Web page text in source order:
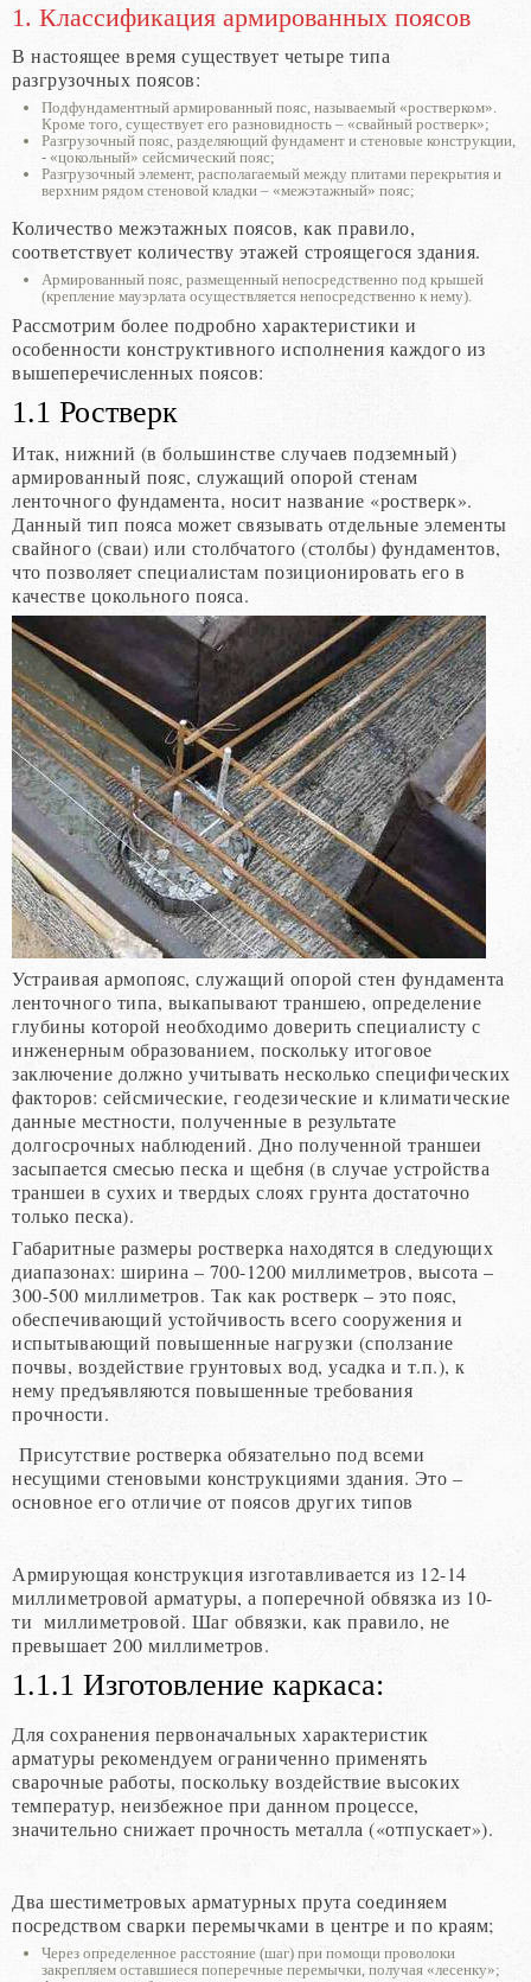
1. Классификация армированных поясов
В настоящее время существует четыре типа
разгрузочных поясов:
Подфундаментный армированный пояс, называемый «ростверком».
Кроме того, существует его разновидность – «свайный ростверк»;
Разгрузочный пояс, разделяющий фундамент и стеновые конструкции,
- «цокольный» сейсмический пояс;
Разгрузочный элемент, располагаемый между плитами перекрытия и
верхним рядом стеновой кладки – «межэтажный» пояс;
Количество межэтажных поясов, как правило,
соответствует количеству этажей строящегося здания.
Армированный пояс, размещенный непосредственно под крышей
(крепление мауэрлата осуществляется непосредственно к нему).
Рассмотрим более подробно характеристики и
особенности конструктивного исполнения каждого из
вышеперечисленных поясов:
1.1 Ростверк
Итак, нижний (в большинстве случаев подземный)
армированный пояс, служащий опорой стенам
ленточного фундамента, носит название «ростверк».
Данный тип пояса может связывать отдельные элементы
свайного (сваи) или столбчатого (столбы) фундаментов,
что позволяет специалистам позиционировать его в
качестве цокольного пояса.
Устраивая армопояс, служащий опорой стен фундамента
ленточного типа, выкапывают траншею, определение
глубины которой необходимо доверить специалисту с
инженерным образованием, поскольку итоговое
заключение должно учитывать несколько специфических
факторов: сейсмические, геодезические и климатические
данные местности, полученные в результате
долгосрочных наблюдений. Дно полученной траншеи
засыпается смесью песка и щебня (в случае устройства
траншеи в сухих и твердых слоях грунта достаточно
только песка).
Габаритные размеры ростверка находятся в следующих
диапазонах: ширина – 700-1200 миллиметров, высота –
300-500 миллиметров. Так как ростверк – это пояс,
обеспечивающий устойчивость всего сооружения и
испытывающий повышенные нагрузки (сползание
почвы, воздействие грунтовых вод, усадка и т.п.), к
нему предъявляются повышенные требования
прочности.
Присутствие ростверка обязательно под всеми
несущими стеновыми конструкциями здания. Это –
основное его отличие от поясов других типов
Армирующая конструкция изготавливается из 12-14
миллиметровой арматуры, а поперечной обвязка из 10-
ти миллиметровой. Шаг обвязки, как правило, не
превышает 200 миллиметров.
1.1.1 Изготовление каркаса:
Для сохранения первоначальных характеристик
арматуры рекомендуем ограниченно применять
сварочные работы, поскольку воздействие высоких
температур, неизбежное при данном процессе,
значительно снижает прочность металла («отпускает»).
Два шестиметровых арматурных прута соединяем
посредством сварки перемычками в центре и по краям;
Через определенное расстояние (шаг) при помощи проволоки
закрепляем оставшиеся поперечные перемычки, получая «лесенку»;